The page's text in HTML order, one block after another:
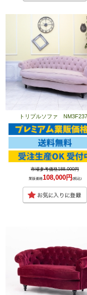
トリプルソファ
市場参考価格188,000円
業販価格108,000円 (税込)